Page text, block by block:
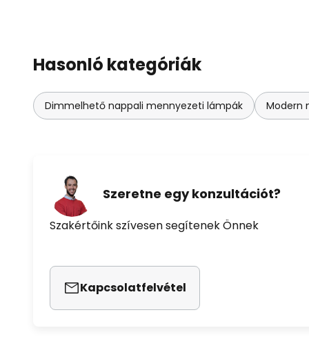
Hasonló kategóriák
Dimmelhető nappali mennyezeti lámpák Modern
Szeretne egy konzultációt?
Szakértőink szívesen segítenek Önnek
Kapcsolatfelvétel